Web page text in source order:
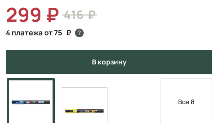
416
299
4 платежа от 75 ?
в корзину
Все 8